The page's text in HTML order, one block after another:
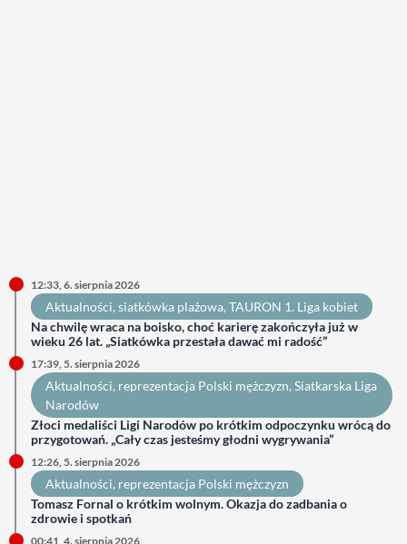
12:33, 6. sierpnia 2026
Aktualności, siatkówka plażowa, TAURON 1. Liga kobiet
Na chwilę wraca na boisko, choć karierę zakończyła już w
wieku 26 lat. „Siatkówka przestała dawać mi radość”
17:39, 5. sierpnia 2026
Aktualności, reprezentacja Polski mężczyzn, Siatkarska Liga
Narodów
Złoci medaliści Ligi Narodów po krótkim odpoczynku wrócą do
przygotowań. „Cały czas jesteśmy głodni wygrywania”
12:26, 5. sierpnia 2026
Aktualności, reprezentacja Polski mężczyzn
Tomasz Fornal o krótkim wolnym. Okazja do zadbania o
zdrowie i spotkań
00:41, 4. sierpnia 2026